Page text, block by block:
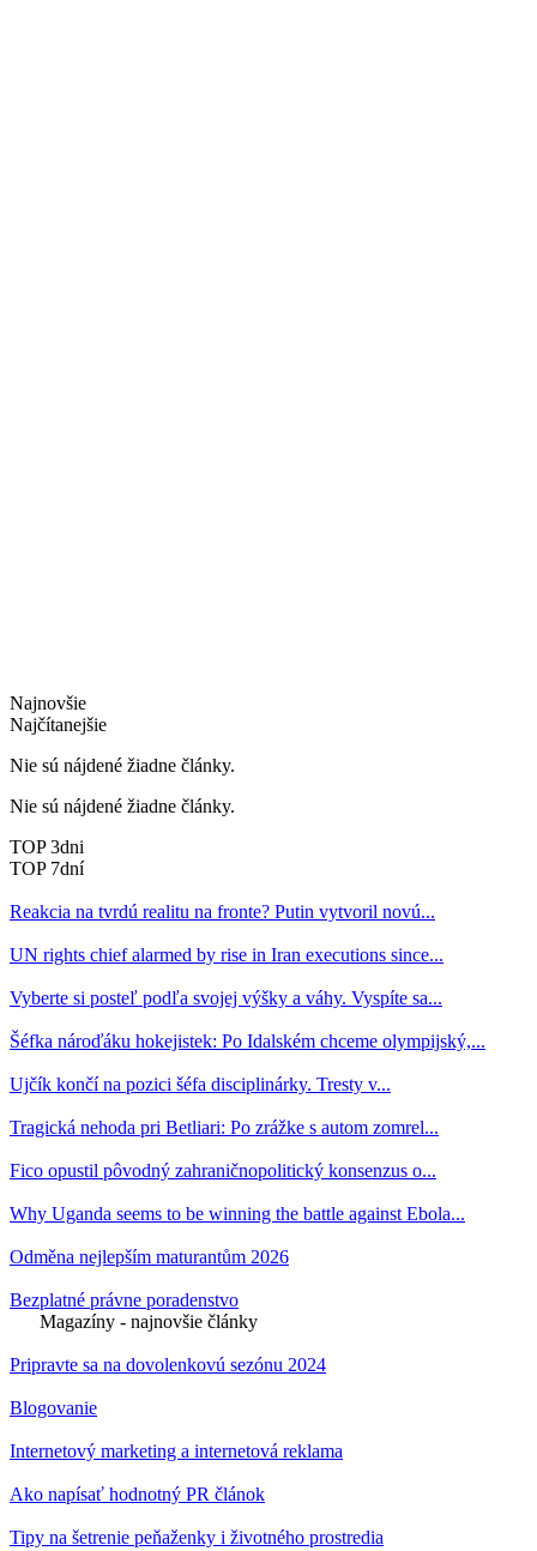
Najnovšie
Najčítanejšie
Nie sú nájdené žiadne články.
Nie sú nájdené žiadne články.
TOP 3dni
TOP 7dní
Reakcia na tvrdú realitu na fronte? Putin vytvoril novú...
UN rights chief alarmed by rise in Iran executions since...
Vyberte si posteľ podľa svojej výšky a váhy. Vyspíte sa...
Šéfka nároďáku hokejistek: Po Idalském chceme olympijský,...
Ujčík končí na pozici šéfa disciplinárky. Tresty v...
Tragická nehoda pri Betliari: Po zrážke s autom zomrel...
Fico opustil pôvodný zahraničnopolitický konsenzus o...
Why Uganda seems to be winning the battle against Ebola...
Odměna nejlepším maturantům 2026
Bezplatné právne poradenstvo
Magazíny - najnovšie články
Pripravte sa na dovolenkovú sezónu 2024
Blogovanie
Internetový marketing a internetová reklama
Ako napísať hodnotný PR článok
Tipy na šetrenie peňaženky i životného prostredia